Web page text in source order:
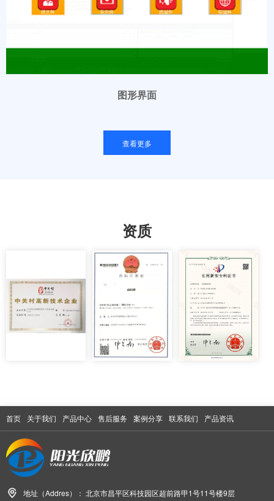
图形界面
查看更多
资质
首页 关于我们 产品中心 售后服务 案例分享 联系我们 产品资讯
地址（Addres）： 北京市昌平区科技园区超前路甲1号11号楼9层